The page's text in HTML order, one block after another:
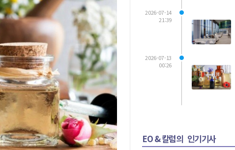
2026-07-14
21:39
2026-07-13
00:26
EO & 칼럼의 인기기사